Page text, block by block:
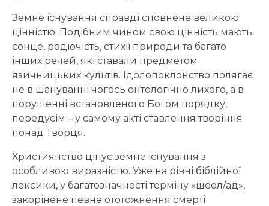
Земне існування справді сповнене великою
цінністю. Подібним чином свою цінність мають
сонце, родючість, стихії природи та багато
інших речей, які ставали предметом
язичницьких культів. Ідолопоклонство полягає
не в шануванні чогось онтологічно лихого, а в
порушенні встановленого Богом порядку,
передусім – у самому акті ставлення творіння
понад Творця.
Християнство цінує земне існування з
особливою виразністю. Уже на рівні біблійної
лексики, у багатозначності терміну «шеол/ад»,
закорінене певне ототожнення смерті